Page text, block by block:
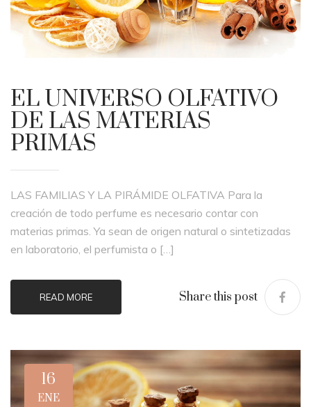
EL UNIVERSO OLFATIVO
DE LAS MATERIAS
PRIMAS
LAS FAMILIAS Y LA PIRÁMIDE OLFATIVA Para la
creación de todo perfume es necesario contar con
materias primas. Ya sean de origen natural o sintetizadas
en laboratorio, el perfumista o […]
READ MORE Share this post
16
ENE